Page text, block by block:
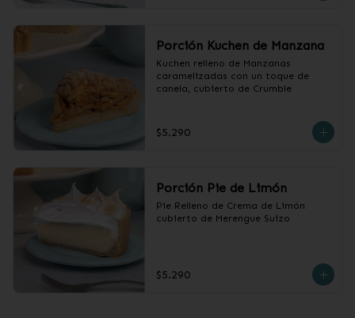
Porción Kuchen de Manzana
Kuchen relleno de Manzanas
caramelizadas con un toque de
canela, cubierto de Crumble
$5.290
Porción Pie de Limón
Pie Relleno de Crema de Limón
cubierto de Merengue Suizo
$5.290